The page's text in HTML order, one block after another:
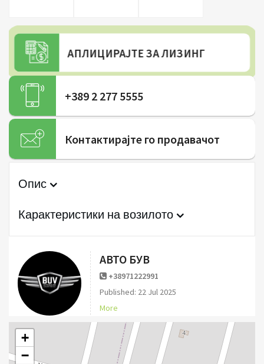
АПЛИЦИРАЈТЕ ЗА ЛИЗИНГ
+389 2 277 5555
Контактирајте го продавачот
Опис
Карактеристики на возилото
АВТО БУВ
+38971222991
Published: 22 Jul 2025
More
+
−